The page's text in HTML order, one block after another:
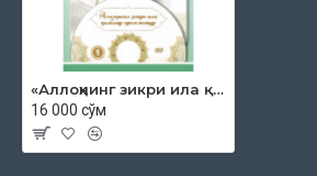
«Аллоҳнинг зикри ила қалблар ором топур» (Диск-1)
16 000 сўм